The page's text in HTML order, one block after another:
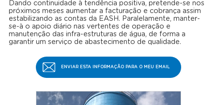
Dando continuidade à tendência positiva, pretende-se nos
próximos meses aumentar a facturação e cobrança assim
estabilizando as contas da EASH. Paralelamente, manter-
se-à o apoio diário nas vertentes de operação e
manutenção das infra-estruturas de água, de forma a
garantir um serviço de abastecimento de qualidade.
ENVIAR ESTA INFORMAÇÃO PARA O MEU EMAIL